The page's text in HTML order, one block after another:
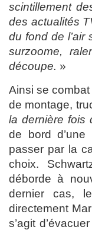
scintillement
des actualités
du fond de l’air
surzoome,
découpe. »
Ainsi se combat
de montage,
la dernière fois
de bord
passer par la
choix.
déborde à
dernier cas,
directement
s’agit